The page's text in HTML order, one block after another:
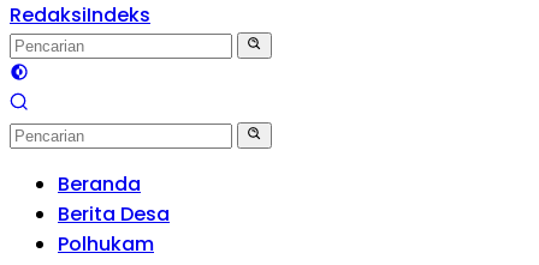
RedaksiIndeks
Beranda
Berita Desa
Polhukam